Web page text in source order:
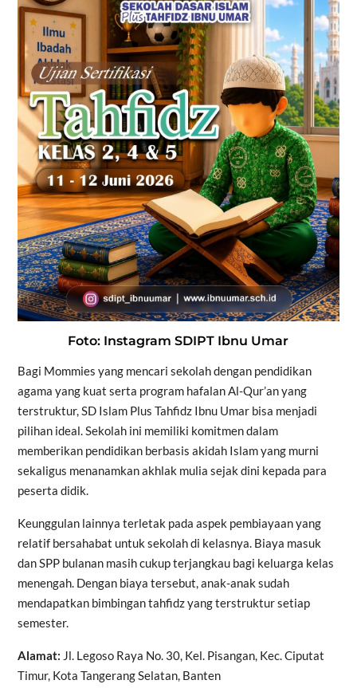
Foto: Instagram SDIPT Ibnu Umar
Bagi Mommies yang mencari sekolah dengan pendidikan
agama yang kuat serta program hafalan Al-Qur’an yang
terstruktur, SD Islam Plus Tahfidz Ibnu Umar bisa menjadi
pilihan ideal. Sekolah ini memiliki komitmen dalam
memberikan pendidikan berbasis akidah Islam yang murni
sekaligus menanamkan akhlak mulia sejak dini kepada para
peserta didik.
Keunggulan lainnya terletak pada aspek pembiayaan yang
relatif bersahabat untuk sekolah di kelasnya. Biaya masuk
dan SPP bulanan masih cukup terjangkau bagi keluarga kelas
menengah. Dengan biaya tersebut, anak-anak sudah
mendapatkan bimbingan tahfidz yang terstruktur setiap
semester.
Alamat: Jl. Legoso Raya No. 30, Kel. Pisangan, Kec. Ciputat
Timur, Kota Tangerang Selatan, Banten